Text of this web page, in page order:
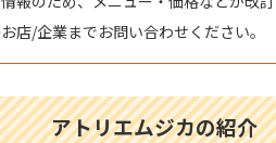
店/企業までお問い合わせください。
アトリエムジカの紹介